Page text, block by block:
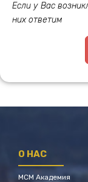
Если у Вас
них ответим
О НАС
МСМ Академия